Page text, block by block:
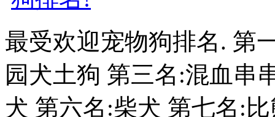
最受欢迎宠物狗排名. 第
园犬土狗 第三名:混血串
犬 第六名:柴犬 第七名: